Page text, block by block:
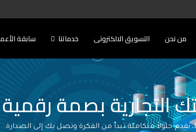
من نحن التسويق الالكترونى خدماتنا سابقة
التجارية بصمة